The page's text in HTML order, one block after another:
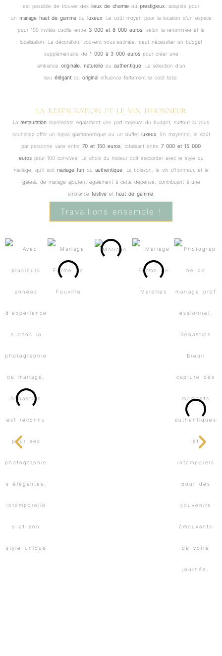
est possible de trouver des lieux de charme ou prestigieux , adaptés pour
un mariage haut de gammeou luxeux. Le coût moyen pour la location d’un espace
pour 100 invités oscille entre 3 000 et 8 000 euros , selon la renommée et la
localisation. La décoration, souvent sous-estimée, peut nécessiter un budget
supplémentaire de 1 000 à 3 000 eurospour créer une
ambiance originale, naturelleou authentique. La sélection d’un
lieu élégant ou original influence fortement le coût total.
LA RESTAURATION ET LE VIN D’HONNEUR
La restauration représente également une part majeure du budget, surtout si vous
souhaitez offrir un repas gastronomique ou un buffet luxeux. En moyenne, le coût
par personne varie entre 70 et 150 euros , totalisant entre 7 000 et 15 000
eurospour 100 convives. Le choix du traiteur doit s’accorder avec le style du
mariage, qu’il soit mariage funou authentique. La boisson, le vin d’honneur, et le
gâteau de mariage ajoutent également à cette dépense, contribuant à une
ambiance festiveet haut de gamme.
Travaillons ensemble !